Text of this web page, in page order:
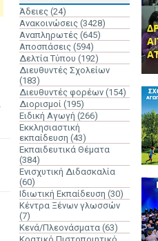
Άδειες (24)
Ανακοινώσεις (3428)
Αναπληρωτές (645)
Αποσπάσεις (594)
Δελτία Τύπου (192)
Διευθυντές Σχολείων
(183)
Διευθυντές φορέων (154)
Διορισμοί (195)
Ειδική Αγωγή (266)
Εκκλησιαστική
εκπαίδευση (43)
Εκπαιδευτικά Θέματα
(384)
Ενισχυτική Διδασκαλία
(60)
Ιδιωτική Εκπαίδευση (30)
Κέντρα Ξένων γλωσσών
(7)
Κενά/Πλεονάσματα (63)